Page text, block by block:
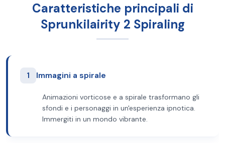
Caratteristiche principali di
Sprunkilairity 2 Spiraling
1 Immagini a spirale
Animazioni vorticose e a spirale trasformano gli
sfondi e i personaggi in un'esperienza ipnotica.
Immergiti in un mondo vibrante.